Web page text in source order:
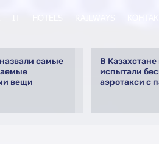
самые
вещи
В
испытали
аэротакси с